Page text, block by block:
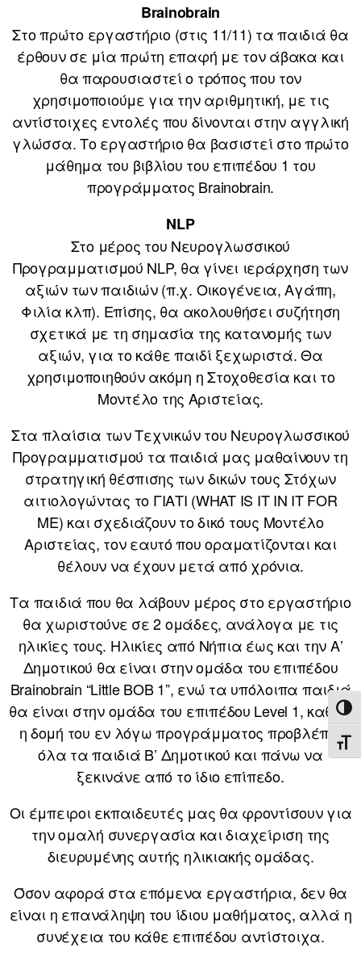
Brainobrain
Στο πρώτο εργαστήριο (στις 11/11) τα παιδιά θα
έρθουν σε μία πρώτη επαφή με τον άβακα και
θα παρουσιαστεί ο τρόπος που τον
χρησιμοποιούμε για την αριθμητική, με τις
αντίστοιχες εντολές που δίνονται στην αγγλική
γλώσσα. Το εργαστήριο θα βασιστεί στο πρώτο
μάθημα του βιβλίου του επιπέδου 1 του
προγράμματος Brainobrain.
NLP
Στο μέρος του Νευρογλωσσικού
Προγραμματισμού NLP, θα γίνει ιεράρχηση των
αξιών των παιδιών (π.χ. Οικογένεια, Αγάπη,
Φιλία κλπ). Επίσης, θα ακολουθήσει συζήτηση
σχετικά με τη σημασία της κατανομής των
αξιών, για το κάθε παιδί ξεχωριστά. Θα
χρησιμοποιηθούν ακόμη η Στοχοθεσία και το
Μοντέλο της Αριστείας.
Στα πλαίσια των Τεχνικών του Νευρογλωσσικού
Προγραμματισμού τα παιδιά μας μαθαίνουν τη
στρατηγική θέσπισης των δικών τους Στόχων
αιτιολογώντας το ΓΙΑΤΙ (WHAT IS IT IN IT FOR
ME) και σχεδιάζουν το δικό τους Μοντέλο
Αριστείας, τον εαυτό που οραματίζονται και
θέλουν να έχουν μετά από χρόνια.
Τα παιδιά που θα λάβουν μέρος στο εργαστήριο
θα χωριστούνε σε 2 ομάδες, ανάλογα με τις
ηλικίες τους. Ηλικίες από Νήπια έως και την Α’
Δημοτικού θα είναι στην ομάδα του επιπέδου
Brainobrain “Little BOB 1”, ενώ τα υπόλοιπα παιδιά
θα είναι στην ομάδα του επιπέδου Level 1, καθώς
η δομή του εν λόγω προγράμματος προβλέπει
όλα τα παιδιά Β’ Δημοτικού και πάνω να
ξεκινάνε από το ίδιο επίπεδο.
Οι έμπειροι εκπαιδευτές μας θα φροντίσουν για
την ομαλή συνεργασία και διαχείριση της
διευρυμένης αυτής ηλικιακής ομάδας.
Όσον αφορά στα επόμενα εργαστήρια, δεν θα
είναι η επανάληψη του ίδιου μαθήματος, αλλά η
συνέχεια του κάθε επιπέδου αντίστοιχα.